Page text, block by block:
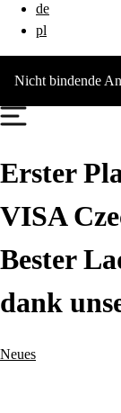
de
pl
Nicht bindende
Erster
VISA
Bester
dank
Neues